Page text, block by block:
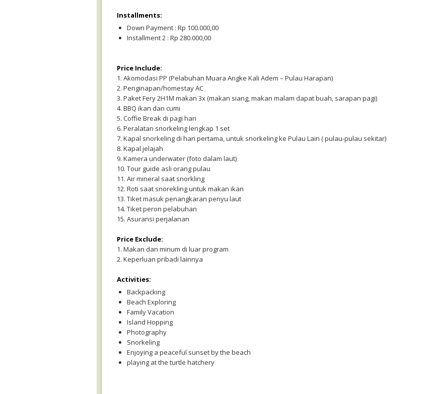
Installments:
Down Payment : Rp 100.000,00
Installment 2 : Rp 280.000,00
Price Include:
1. Akomodasi PP (Pelabuhan Muara Angke Kali Adem – Pulau Harapan)
2. Penginapan/homestay AC
3. Paket Fery 2H1M makan 3x (makan siang, makan malam dapat buah, sarapan pagi)
4. BBQ ikan dan cumi
5. Coffie Break di pagi hari
6. Peralatan snorkeling lengkap 1 set
7. Kapal snorkeling di hari pertama, untuk snorkeling ke Pulau Lain ( pulau-pulau sekitar)
8. Kapal jelajah
9. Kamera underwater (foto dalam laut)
10. Tour guide asli orang pulau
11. Air mineral saat snorkling
12. Roti saat snorekling untuk makan ikan
13. Tiket masuk penangkaran penyu laut
14. Tiket peron pelabuhan
15. Asuransi perjalanan
Price Exclude:
1. Makan dan minum di luar program
2. Keperluan pribadi lainnya
Activities:
Backpacking
Beach Exploring
Family Vacation
Island Hopping
Photography
Snorkeling
Enjoying a peaceful sunset by the beach
playing at the turtle hatchery